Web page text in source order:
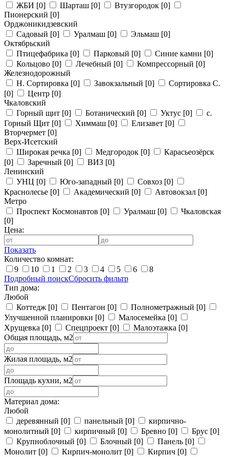
ЖБИ [0] Шарташ [0] Втузгородок [0]
Пионерский [0]
Орджоникидзевский
Садовый [0] Уралмаш [0] Эльмаш [0]
Октябрьский
Птицефабрика [0] Парковый [0] Синие камни [0]
Кольцово [0] Лечебный [0] Компрессорный [0]
Железнодорожный
Н. Сортировка [0] Завокзальный [0]
Сортировка С.
[0]
Центр [0]
Чкаловский
Горный щит [0] Ботанический [0] Уктус [0]
с.
Горный Щит [0] Химмаш [0] Елизавет [0]
Вторчермет [0]
Верх-Исетский
Широкая речка [0] Медгородок [0]
Карасьеозёрск
[0]
Заречный [0] ВИЗ [0]
Ленинский
УНЦ [0] Юго-западный [0] Совхоз [0]
Краснолесье [0] Академический [0] Автовокзал [0]
Метро
Проспект Космонавтов [0] Уралмаш [0]
Чкаловская
[0]
Цена:
Показать
Количество комнат:
9
10 1 2 3 4 5 6
8
Подробный поискСбросить фильтр
Тип дома:
Любой
Коттедж [0] Пентагон [0] Полнометражный [0]
Улучшенной планировки [0] Малосемейка [0]
Хрущевка [0] Спецпроект [0] Малоэтажка [0]
Общая площадь, м2
Жилая площадь, м2
Площадь кухни, м2
Материал дома:
Любой
деревянный [0] панельный [0]
кирпично-
монолитный [0] кирпичный [0] Бревно [0] Брус [0]
Крупноблочный [0] Блочный [0] Панель [0]
Монолит [0] Кирпич-монолит [0] Кирпич [0]